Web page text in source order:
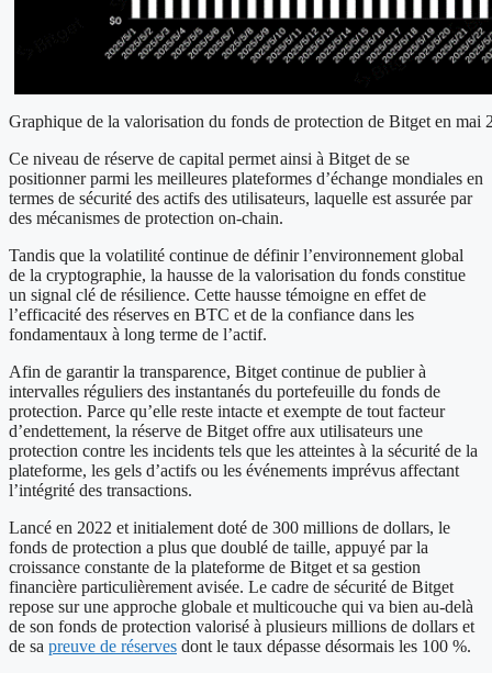
Graphique de la valorisation du fonds de protection de Bitget en mai
Ce niveau de réserve de capital permet ainsi à Bitget de se
positionner parmi les meilleures plateformes d’échange mondiales en
termes de sécurité des actifs des utilisateurs, laquelle est assurée par
des mécanismes de protection on-chain.
Tandis que la volatilité continue de définir l’environnement global
de la cryptographie, la hausse de la valorisation du fonds constitue
un signal clé de résilience. Cette hausse témoigne en effet de
l’efficacité des réserves en BTC et de la confiance dans les
fondamentaux à long terme de l’actif.
Afin de garantir la transparence, Bitget continue de publier à
intervalles réguliers des instantanés du portefeuille du fonds de
protection. Parce qu’elle reste intacte et exempte de tout facteur
d’endettement, la réserve de Bitget offre aux utilisateurs une
protection contre les incidents tels que les atteintes à la sécurité de la
plateforme, les gels d’actifs ou les événements imprévus affectant
l’intégrité des transactions.
Lancé en 2022 et initialement doté de 300 millions de dollars, le
fonds de protection a plus que doublé de taille, appuyé par la
croissance constante de la plateforme de Bitget et sa gestion
financière particulièrement avisée. Le cadre de sécurité de Bitget
repose sur une approche globale et multicouche qui va bien au-delà
de son fonds de protection valorisé à plusieurs millions de dollars et
de sa preuve de réserves dont le taux dépasse désormais les 100 %.